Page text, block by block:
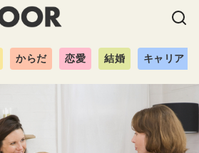
からだ 恋愛 結婚 キャリア